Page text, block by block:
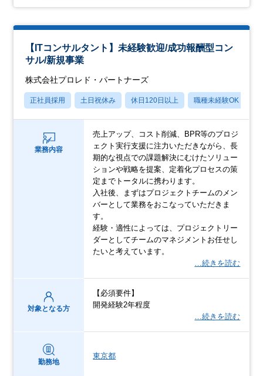
【ITコンサルタント】未経験歓迎/成功報酬型コン
サル/新規事業
株式会社プロレド・パートナーズ
正社員採用 土日祝休み 休日120日以上 職種未経験OK
業務内容
売上アップ、コスト削減、BPR等のプロジ
ェクト実行支援に注力いただきながら、長
期的な視点での課題解決にむけたソリュー
ションや戦略を提案、定着化プロセスの策
定までトータルに携わります。
入社後、まずはプロジェクトチームのメン
バーとして業務をおこなっていただきま
す。
経験・適性によっては、プロジェクトリー
ダーとしてチームのマネジメントお任せし
たいと考えています。
…続きを読む
対象となる方
【必須要件】
開発経験2年程度
…続きを読む
勤務地
東京都